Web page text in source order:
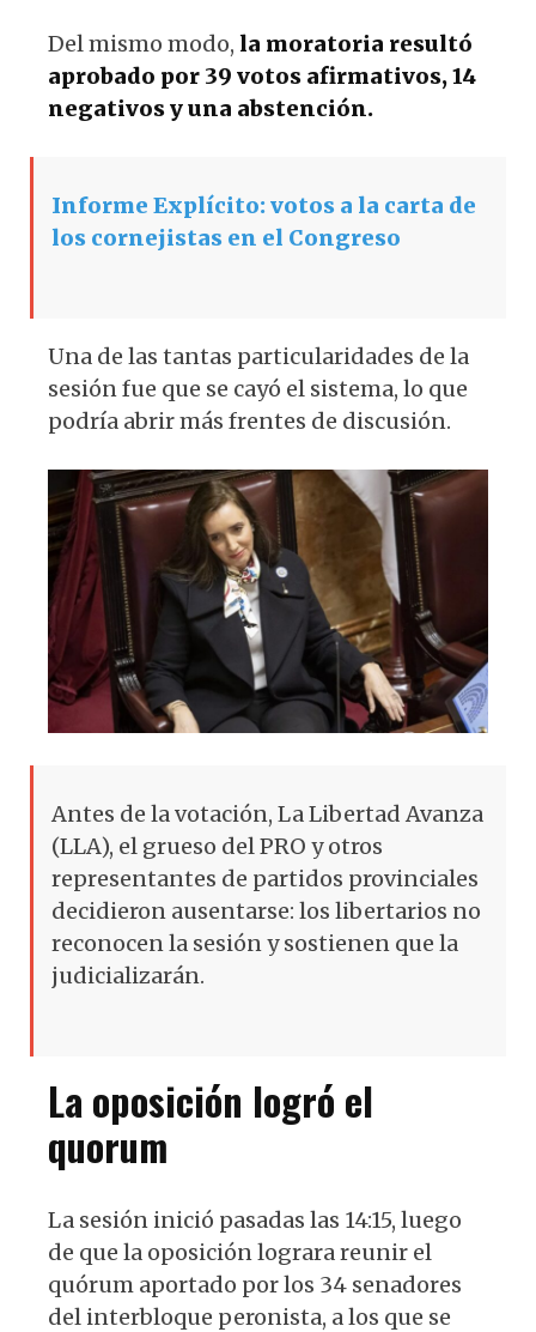
Del mismo modo, la moratoria resultó
aprobado por 39 votos afirmativos, 14
negativos y una abstención.
Informe Explícito: votos a la carta de
los cornejistas en el Congreso
Una de las tantas particularidades de la
sesión fue que se cayó el sistema, lo que
podría abrir más frentes de discusión.
Antes de la votación, La Libertad Avanza
(LLA), el grueso del PRO y otros
representantes de partidos provinciales
decidieron ausentarse: los libertarios no
reconocen la sesión y sostienen que la
judicializarán.
La oposición logró el
quorum
La sesión inició pasadas las 14:15, luego
de que la oposición lograra reunir el
quórum aportado por los 34 senadores
del interbloque peronista, a los que se